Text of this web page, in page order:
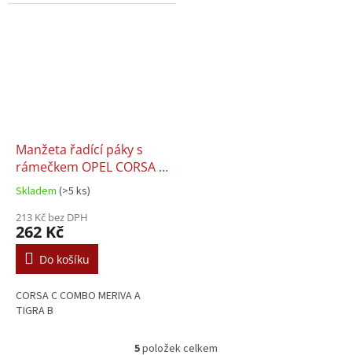
Manžeta řadící páky s
rámečkem OPEL CORSA C
MERIVA COMBO TIGRA
Skladem (>5 ks)
213 Kč bez DPH
262 Kč
Do košíku
CORSA C COMBO MERIVA A
TIGRA B
5položek celkem